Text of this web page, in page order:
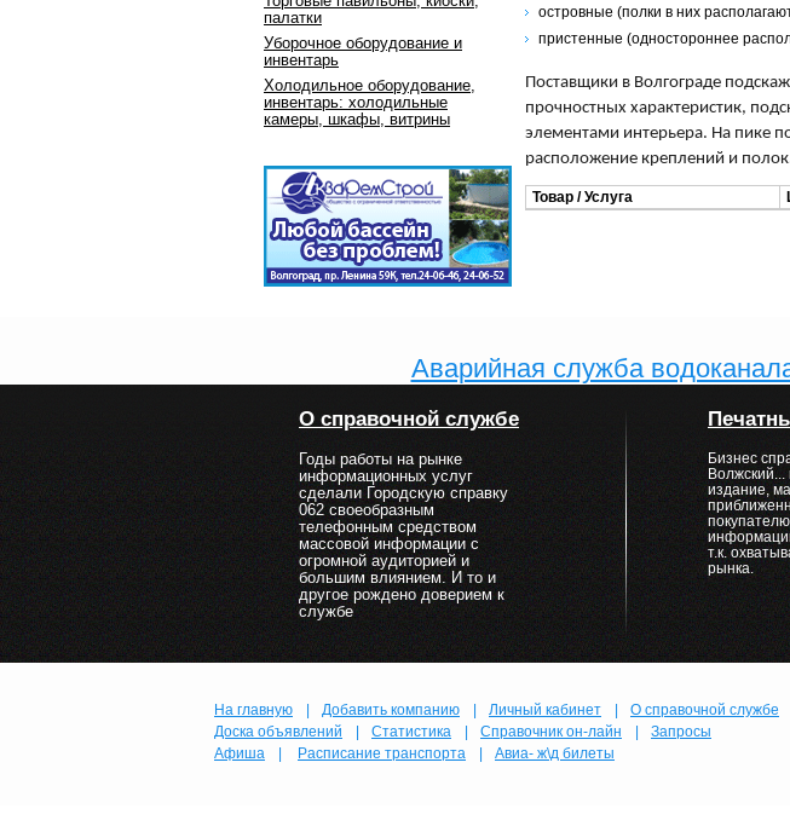
палатки
Уборочное оборудование и
инвентарь
Холодильное оборудование,
инвентарь: холодильные
камеры, шкафы, витрины
островные (полки в них
пристенные (одностороннее
Поставщики в Волгограде
прочностных характеристик,
элементами интерьера. На пике
расположение креплений и
Товар / Услуга
Аварийная служба
О справочной службе
Годы работы на рынке
информационных услуг
сделали Городскую справку
062 своеобразным
телефонным средством
массовой информации с
огромной аудиторией и
большим влиянием. И то и
другое рождено доверием к
службе
Бизнес
издание,
т.к.
рынка.
На главную Добавить компанию Личный кабинет
О справочной службе
Доска объявлений
Статистика Справочник он-лайн
Запросы
Афиша
Расписание транспорта Авиа- ж\д билеты